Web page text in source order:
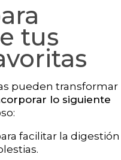
tus
pueden transformar
lo siguiente
facilitar la digestión